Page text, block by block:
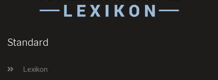
Standard
Lexikon